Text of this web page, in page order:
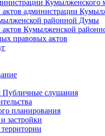
Кумылженского
администрации
районной Думы
Кумылженской
правовых актов
Публичные слушания
планирования
застройки